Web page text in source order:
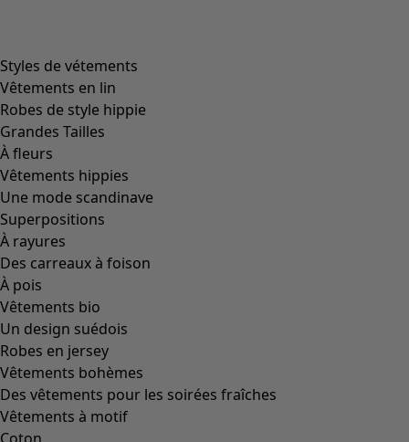
Styles de vétements
Vêtements en lin
Robes de style hippie
Grandes Tailles
À fleurs
Vêtements hippies
Une mode scandinave
Superpositions
À rayures
Des carreaux à foison
À pois
Vêtements bio
Un design suédois
Robes en jersey
Vêtements bohèmes
Des vêtements pour les soirées fraîches
Vêtements à motif